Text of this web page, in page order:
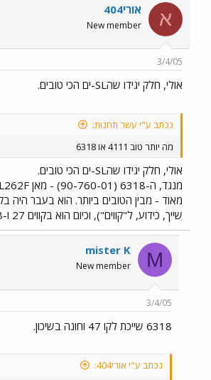
א אורי404
New member
3/4/05
אולי, חלק יגידו שהSL-ים הכי טובים.
נכתב ע"י עשר תחנות:
מה יותר טוב 4111 או 6318
אולי, חלק יגידו שהSL-ים הכי טובים.
שייך, כידוע, ל"קווים"), וכיום הוא בקווים 27 ו-47/48.
M
mister K
New member
3/4/05
6318 שייכת לקו 47 וחונה בשיכון.
נכתב ע"י אורי404: